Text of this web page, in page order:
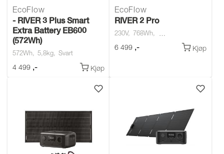
EcoFlow
- RIVER 3 Plus Smart
Extra Battery EB600
(572Wh)
572Wh 5,8kg Svart
4 499 ,- Kjøp
EcoFlow
RIVER 2 Pro
230V 768Wh
6 499 ,- Kjøp